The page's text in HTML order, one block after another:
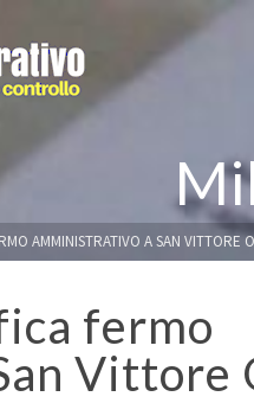
AMMINISTRATIVO A SAN VITTORE
fermo
Vittore